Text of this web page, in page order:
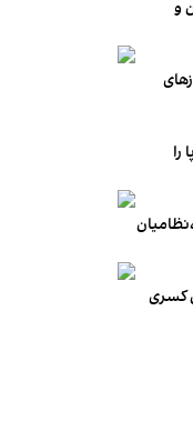
و
را
کسری